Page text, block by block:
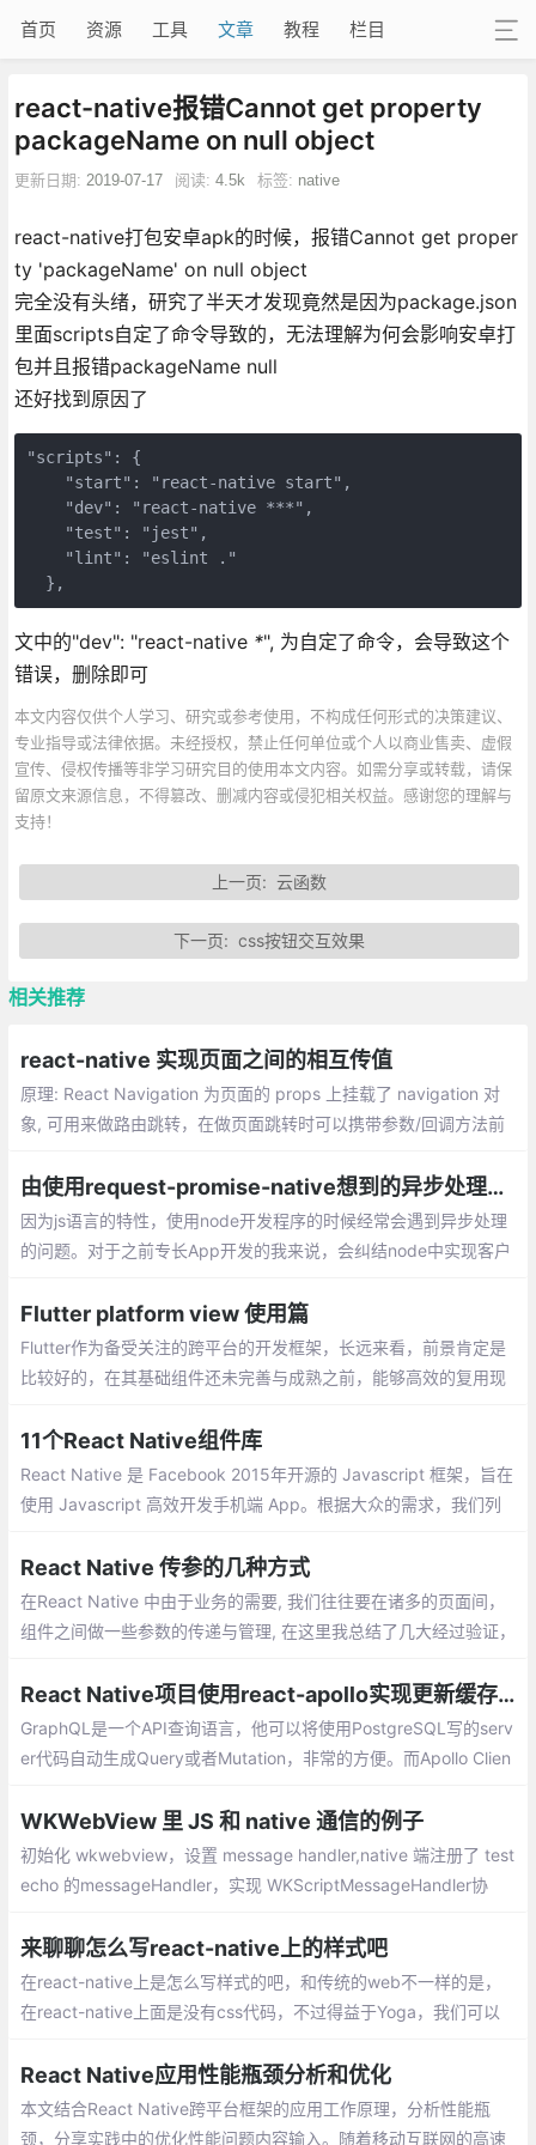
首页 资源 工具 文章 教程 栏目
react-native报错Cannot get property
packageName on null object
更新日期: 2019-07-17 阅读: 4.5k 标签: native
react-native打包安卓apk的时候，报错Cannot get proper
ty 'packageName' on null object
完全没有头绪，研究了半天才发现竟然是因为package.json
里面scripts自定了命令导致的，无法理解为何会影响安卓打
包并且报错packageName null
还好找到原因了
"scripts": {
    "start": "react-native start",
    "dev": "react-native ***",
    "test": "jest",
    "lint": "eslint ."
  },
文中的"dev": "react-native *", 为自定了命令，会导致这个
错误，删除即可
本文内容仅供个人学习、研究或参考使用，不构成任何形式的决策建议、
专业指导或法律依据。未经授权，禁止任何单位或个人以商业售卖、虚假
宣传、侵权传播等非学习研究目的使用本文内容。如需分享或转载，请保
留原文来源信息，不得篡改、删减内容或侵犯相关权益。感谢您的理解与
支持！
上一页: 云函数
下一页: css按钮交互效果
相关推荐
react-native 实现页面之间的相互传值
原理: React Navigation 为页面的 props 上挂载了 navigation 对
象, 可用来做路由跳转，在做页面跳转时可以携带参数/回调方法前
由使用request-promise-native想到的异步处理方法
因为js语言的特性，使用node开发程序的时候经常会遇到异步处理
的问题。对于之前专长App开发的我来说，会纠结node中实现客户
程：获取access token、使用获取到的token，发起API请求、处理
API数据
Flutter platform view 使用篇
Flutter作为备受关注的跨平台的开发框架，长远来看，前景肯定是
比较好的，在其基础组件还未完善与成熟之前，能够高效的复用现
允许将一个成熟的native组件（比如mapview）
11个React Native组件库
React Native 是 Facebook 2015年开源的 Javascript 框架，旨在
使用 Javascript 高效开发手机端 App。根据大众的需求，我们列
eact Native。
React Native 传参的几种方式
在React Native 中由于业务的需要, 我们往往要在诸多的页面间，
组件之间做一些参数的传递与管理, 在这里我总结了几大经过验证，
React Native项目使用react-apollo实现更新缓存的两种方式
GraphQL是一个API查询语言，他可以将使用PostgreSQL写的serv
er代码自动生成Query或者Mutation，非常的方便。而Apollo Clien
ollo Client中有着强大的管理策略。
WKWebView 里 JS 和 native 通信的例子
初始化 wkwebview，设置 message handler,native 端注册了 test
echo 的messageHandler，实现 WKScriptMessageHandler协
ndlers.testecho.postMessage 来回调客户端，和文档中说的一样
来聊聊怎么写react-native上的样式吧
在react-native上是怎么写样式的吧，和传统的web不一样的是，
在react-native上面是没有css代码，不过得益于Yoga，我们可以
React Native应用性能瓶颈分析和优化
本文结合React Native跨平台框架的应用工作原理，分析性能瓶
颈，分享实践中的优化性能问题内容输入。随着移动互联网的高速